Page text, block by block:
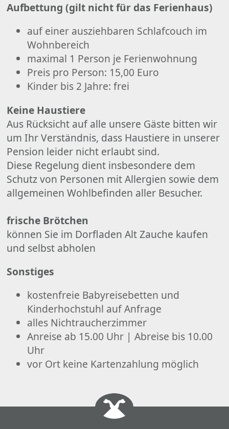
Aufbettung (gilt nicht für das Ferienhaus)
auf einer ausziehbaren Schlafcouch im
Wohnbereich
maximal 1 Person je Ferienwohnung
Preis pro Person: 15,00 Euro
Kinder bis 2 Jahre: frei
Keine Haustiere
Aus Rücksicht auf alle unsere Gäste bitten wir
um Ihr Verständnis, dass Haustiere in unserer
Pension leider nicht erlaubt sind.
Diese Regelung dient insbesondere dem
Schutz von Personen mit Allergien sowie dem
allgemeinen Wohlbefinden aller Besucher.
frische Brötchen
können Sie im Dorfladen Alt Zauche kaufen
und selbst abholen
Sonstiges
kostenfreie Babyreisebetten und
Kinderhochstuhl auf Anfrage
alles Nichtraucherzimmer
Anreise ab 15.00 Uhr | Abreise bis 10.00
Uhr
vor Ort keine Kartenzahlung möglich